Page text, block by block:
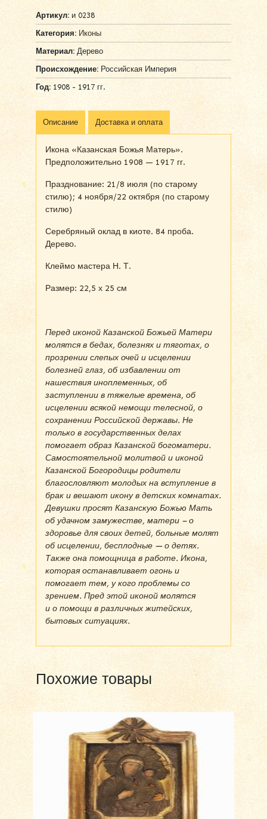
Артикул:и 0238
Категория: Иконы
Материал: Дерево
Происхождение:Российская Империя
Год:1908 - 1917 гг.
Описание Доставка и оплата
Икона «Казанская Божья Матерь».
Предположительно 1908 — 1917 гг.
Празднование: 21/8 июля (по старому
стилю); 4 ноября/22 октября (по старому
стилю)
Серебряный оклад в киоте. 84 проба.
Дерево.
Клеймо мастера Н. Т.
Размер: 22,5 х 25 см
Перед иконой Казанской Божьей Матери
молятся в бедах, болезнях и тяготах, о
прозрении слепых очей и исцелении
болезней глаз, об избавлении от
нашествия иноплеменных, об
заступлении в тяжелые времена, об
исцелении всякой немощи телесной, о
сохранении Российской державы. Не
только в государственных делах
помогает образ Казанской богоматери.
Самостоятельной молитвой и иконой
Казанской Богородицы родители
благословляют молодых на вступление в
брак и вешают икону в детских комнатах.
Девушки просят Казанскую Божью Мать
об удачном замужестве, матери – о
здоровье для своих детей, больные молят
об исцелении, бесплодные — о детях.
Также она помощница в работе. Икона,
которая останавливает огонь и
помогает тем, у кого проблемы со
зрением. Пред этой иконой молятся
и о помощи в различных житейских,
бытовых ситуациях.
Похожие товары